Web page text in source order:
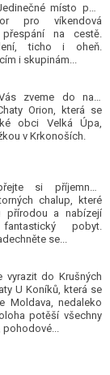
místo pod
pro víkendová
na cestě.
ticho i oheň.
i skupinám...
zveme do naší
Orion, která se
obci Velká Úpa,
v Krkonoších.
si příjemnou
chalup, které
přírodou a nabízejí
pobyt.
se...
vyrazit do Krušných
U Koníků, která se
Moldava, nedaleko
potěší všechny